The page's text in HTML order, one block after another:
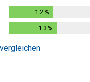
1.2 %
1.3 %